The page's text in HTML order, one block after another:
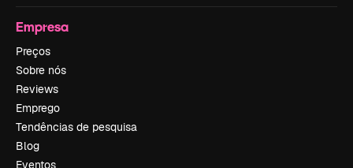
Empresa
Preços
Sobre nós
Reviews
Emprego
Tendências de pesquisa
Blog
Eventos